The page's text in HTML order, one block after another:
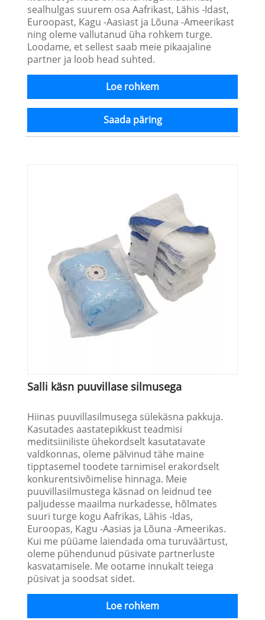
sealhulgas suurem osa Aafrikast, Lähis -Idast,
Euroopast, Kagu -Aasiast ja Lõuna -Ameerikast
ning oleme vallutanud üha rohkem turge.
Loodame, et sellest saab meie pikaajaline
partner ja loob head suhted.
Loe rohkem
Saada päring
Salli käsn puuvillase silmusega
Hiinas puuvillasilmusega sülekäsna pakkuja.
Kasutades aastatepikkust teadmisi
meditsiiniliste ühekordselt kasutatavate
valdkonnas, oleme pälvinud tähe maine
tipptasemel toodete tarnimisel erakordselt
konkurentsivõimelise hinnaga. Meie
puuvillasilmustega käsnad on leidnud tee
paljudesse maailma nurkadesse, hõlmates
suuri turge kogu Aafrikas, Lähis -Idas,
Euroopas, Kagu -Aasias ja Lõuna -Ameerikas.
Kui me püüame laiendada oma turuväärtust,
oleme pühendunud püsivate partnerluste
kasvatamisele. Me ootame innukalt teiega
püsivat ja soodsat sidet.
Loe rohkem